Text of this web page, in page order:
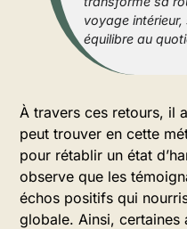
voyage
équilibre au
À travers ces retours, il
peut trouver en cette
pour rétablir un état
observe que les
échos positifs qui
globale. Ainsi, certaines